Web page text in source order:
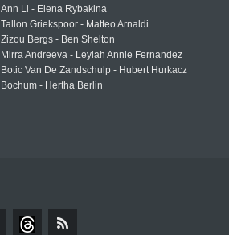
Ann Li - Elena Rybakina
Tallon Griekspoor - Matteo Arnaldi
Zizou Bergs - Ben Shelton
Mirra Andreeva - Leylah Annie Fernandez
Botic Van De Zandschulp - Hubert Hurkacz
Bochum - Hertha Berlin